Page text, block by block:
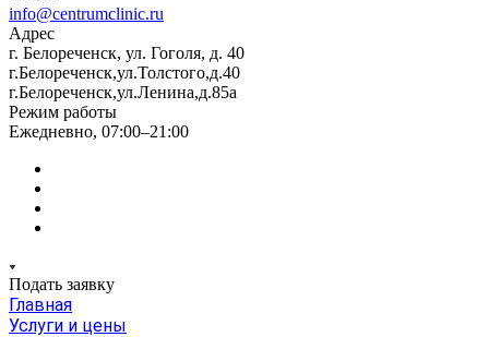
info@centrumclinic.ru
Адрес
г. Белореченск, ул. Гоголя, д. 40
г.Белореченск,ул.Толстого,д.40
г.Белореченск,ул.Ленина,д.85а
Режим работы
Ежедневно, 07:00–21:00
Подать заявку
Главная
Услуги и цены